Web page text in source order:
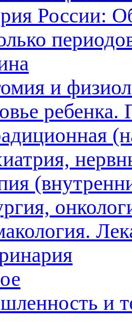
России:
и
ребенка.
и